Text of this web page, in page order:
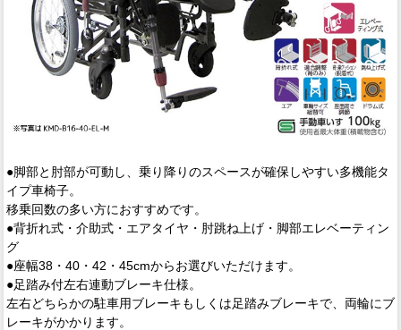
●脚部と肘部が可動し、乗り降りのスペースが確保しやすい多機能タ
イプ車椅子。
移乗回数の多い方におすすめです。
●背折れ式・介助式・エアタイヤ・肘跳ね上げ・脚部エレベーティン
グ
●座幅38・40・42・45cmからお選びいただけます。
●足踏み付左右連動ブレーキ仕様。
左右どちらかの駐車用ブレーキもしくは足踏みブレーキで、両輪にブ
レーキがかかります。